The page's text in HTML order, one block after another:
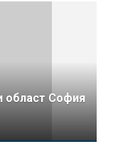
област София